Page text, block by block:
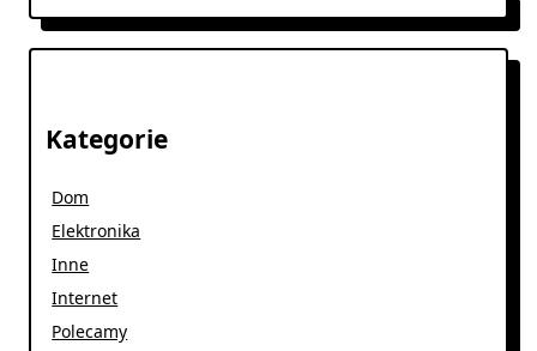
Kategorie
Dom
Elektronika
Inne
Internet
Polecamy